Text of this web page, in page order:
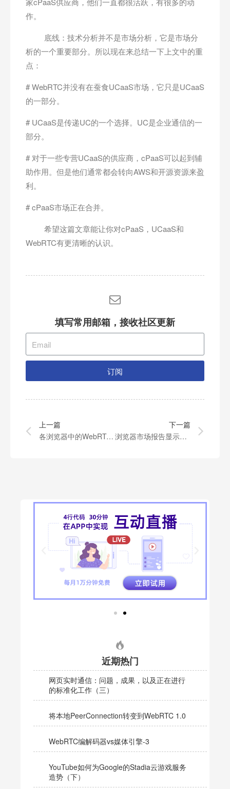
作。
底线：技术分析并不是市场分析，它是市场分
析的一个重要部分。所以现在来总结一下上文中的重
点：
# WebRTC并没有在蚕食UCaaS市场，它只是UCaaS
的一部分。
# UCaaS是传递UC的一个选择。UC是企业通信的一
部分。
# 对于一些专营UCaaS的供应商，cPaaS可以起到辅
助作用。但是他们通常都会转向AWS和开源资源来盈
利。
# cPaaS市场正在合并。
希望这篇文章能让你对cPaaS，UCaaS和
WebRTC有更清晰的认识。
填写常用邮箱，接收社区更新
订阅
上一篇
各浏览器中的WebRTC对比
下一篇
浏览器市场报告显示Edge浏览器还不够好
近期热门
网页实时通信：问题，成果，以及正在进行
的标准化工作（三）
将本地PeerConnection转变到WebRTC 1.0
WebRTC编解码器vs媒体引擎-3
YouTube如何为Google的Stadia云游戏服务
造势（下）